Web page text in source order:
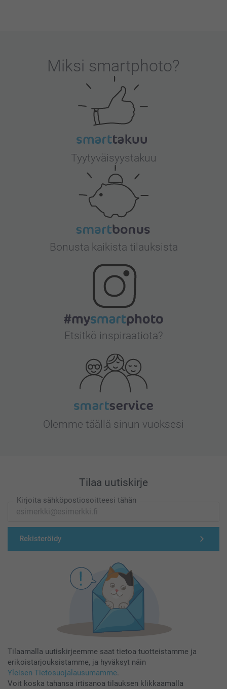
Miksi smartphoto?
Tyytyväisyystakuu
Bonusta kaikista tilauksista
Etsitkö inspiraatiota?
Olemme täällä sinun vuoksesi
Tilaa uutiskirje
Kirjoita sähköpostiosoitteesi tähän
Rekisteröidy
Tilaamalla uutiskirjeemme saat tietoa tuotteistamme ja
erikoistarjouksistamme, ja hyväksyt näin
Yleisen Tietosuojalausumamme.
Voit koska tahansa irtisanoa tilauksen klikkaamalla